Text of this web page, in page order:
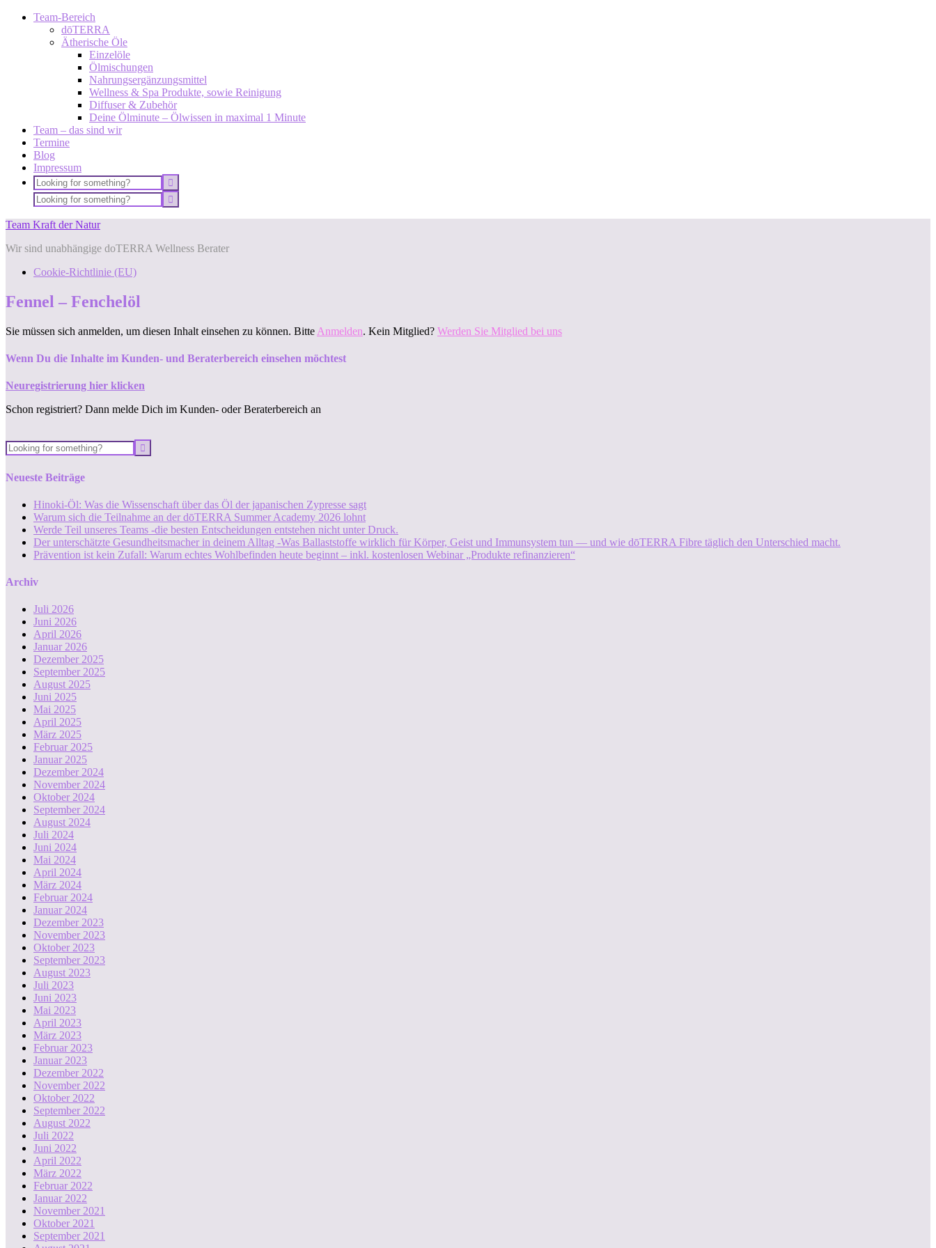
Team-Bereich
dōTERRA
Ätherische Öle
Einzelöle
Ölmischungen
Nahrungsergänzungsmittel
Wellness & Spa Produkte, sowie Reinigung
Diffuser & Zubehör
Deine Ölminute – Ölwissen in maximal 1 Minute
Team – das sind wir
Termine
Blog
Impressum
Team Kraft der Natur
Wir sind unabhängige doTERRA Wellness Berater
Cookie-Richtlinie (EU)
Fennel – Fenchelöl
Sie müssen sich anmelden, um diesen Inhalt einsehen zu können. Bitte Anmelden. Kein Mitglied? Werden Sie Mitglied bei uns
Wenn Du die Inhalte im Kunden- und Beraterbereich einsehen möchtest
Neuregistrierung hier klicken
Schon registriert? Dann melde Dich im Kunden- oder Beraterbereich an
Neueste Beiträge
Hinoki-Öl: Was die Wissenschaft über das Öl der japanischen Zypresse sagt
Warum sich die Teilnahme an der dōTERRA Summer Academy 2026 lohnt
Werde Teil unseres Teams -die besten Entscheidungen entstehen nicht unter Druck.
Der unterschätzte Gesundheitsmacher in deinem Alltag -Was Ballaststoffe wirklich für Körper, Geist und Immunsystem tun — und wie dōTERRA Fibre täglich den Unterschied macht.
Prävention ist kein Zufall: Warum echtes Wohlbefinden heute beginnt – inkl. kostenlosen Webinar „Produkte refinanzieren“
Archiv
Juli 2026
Juni 2026
April 2026
Januar 2026
Dezember 2025
September 2025
August 2025
Juni 2025
Mai 2025
April 2025
März 2025
Februar 2025
Januar 2025
Dezember 2024
November 2024
Oktober 2024
September 2024
August 2024
Juli 2024
Juni 2024
Mai 2024
April 2024
März 2024
Februar 2024
Januar 2024
Dezember 2023
November 2023
Oktober 2023
September 2023
August 2023
Juli 2023
Juni 2023
Mai 2023
April 2023
März 2023
Februar 2023
Januar 2023
Dezember 2022
November 2022
Oktober 2022
September 2022
August 2022
Juli 2022
Juni 2022
April 2022
März 2022
Februar 2022
Januar 2022
November 2021
Oktober 2021
September 2021